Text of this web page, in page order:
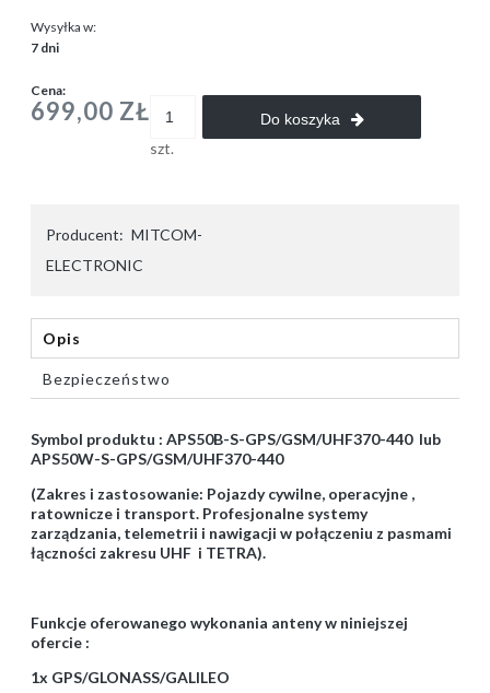
Wysyłka w:
7 dni
Cena:
699,00 ZŁ
szt.
Do koszyka
Producent: MITCOM-
ELECTRONIC
Opis
Bezpieczeństwo
Symbol produktu : APS50B-S-GPS/GSM/UHF370-440 lub
APS50W-S-GPS/GSM/UHF370-440
(Zakres i zastosowanie: Pojazdy cywilne, operacyjne ,
ratownicze i transport. Profesjonalne systemy
zarządzania, telemetrii i nawigacji w połączeniu z pasmami
łączności zakresu UHF i TETRA).
Funkcje oferowanego wykonania anteny w niniejszej
ofercie :
1x GPS/GLONASS/GALILEO